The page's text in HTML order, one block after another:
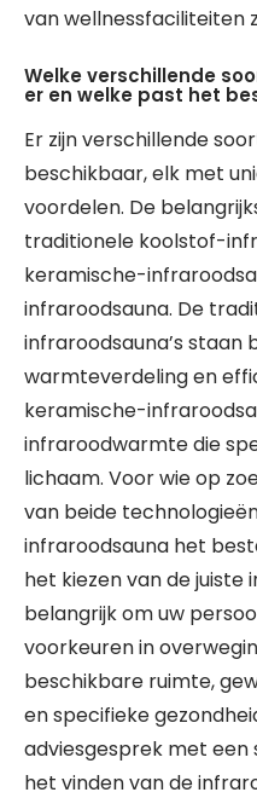
van wellnessfaciliteiten
Welke verschillende
er en welke past het
Er zijn verschillende
beschikbaar, elk met
voordelen. De
traditionele koolstof-
keramische-
infraroodsauna. De
infraroodsauna’s staan
warmteverdeling en
keramische-
infraroodwarmte die
lichaam. Voor wie op
van beide
infraroodsauna het
het kiezen van de juiste
belangrijk om uw
voorkeuren in
beschikbare ruimte,
en specifieke
adviesgesprek met een
het vinden van de